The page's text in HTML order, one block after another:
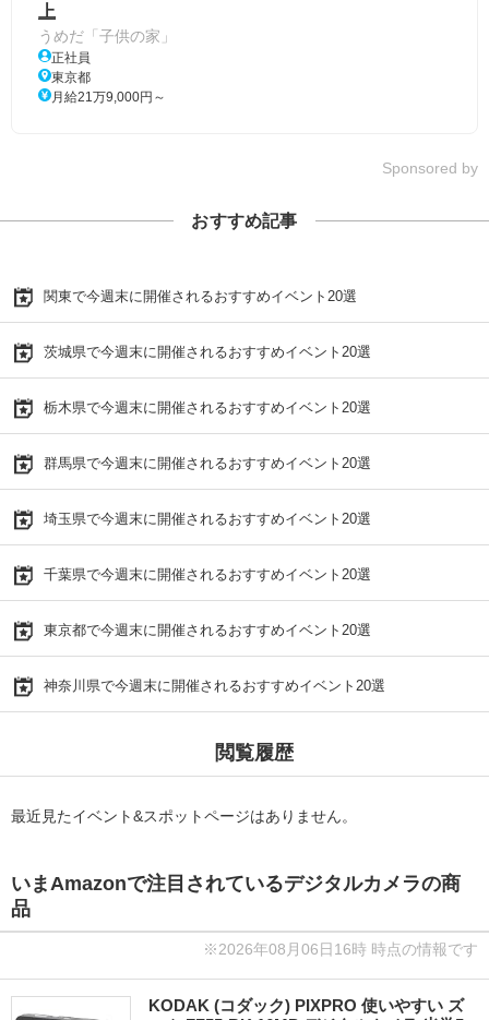
上
うめだ「子供の家」
正社員
東京都
月給21万9,000円～
Sponsored by
おすすめ記事
関東で今週末に開催されるおすすめイベント20選
茨城県で今週末に開催されるおすすめイベント20選
栃木県で今週末に開催されるおすすめイベント20選
群馬県で今週末に開催されるおすすめイベント20選
埼玉県で今週末に開催されるおすすめイベント20選
千葉県で今週末に開催されるおすすめイベント20選
東京都で今週末に開催されるおすすめイベント20選
神奈川県で今週末に開催されるおすすめイベント20選
閲覧履歴
最近見たイベント&スポットページはありません。
いまAmazonで注目されているデジタルカメラの商
品
※2026年08月06日16時 時点の情報です
KODAK (コダック) PIXPRO 使いやすい ズ